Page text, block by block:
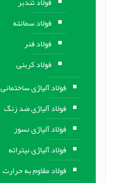
فولاد سمانته
فولاد فنر
فولاد کربنی
فولاد آلیاژی ساختمانی
فولاد آلیاژی ضد زنگ
فولاد آلیاژی نسوز
فولاد آلیاژی نیتراته
فولاد مقاوم به حرارت